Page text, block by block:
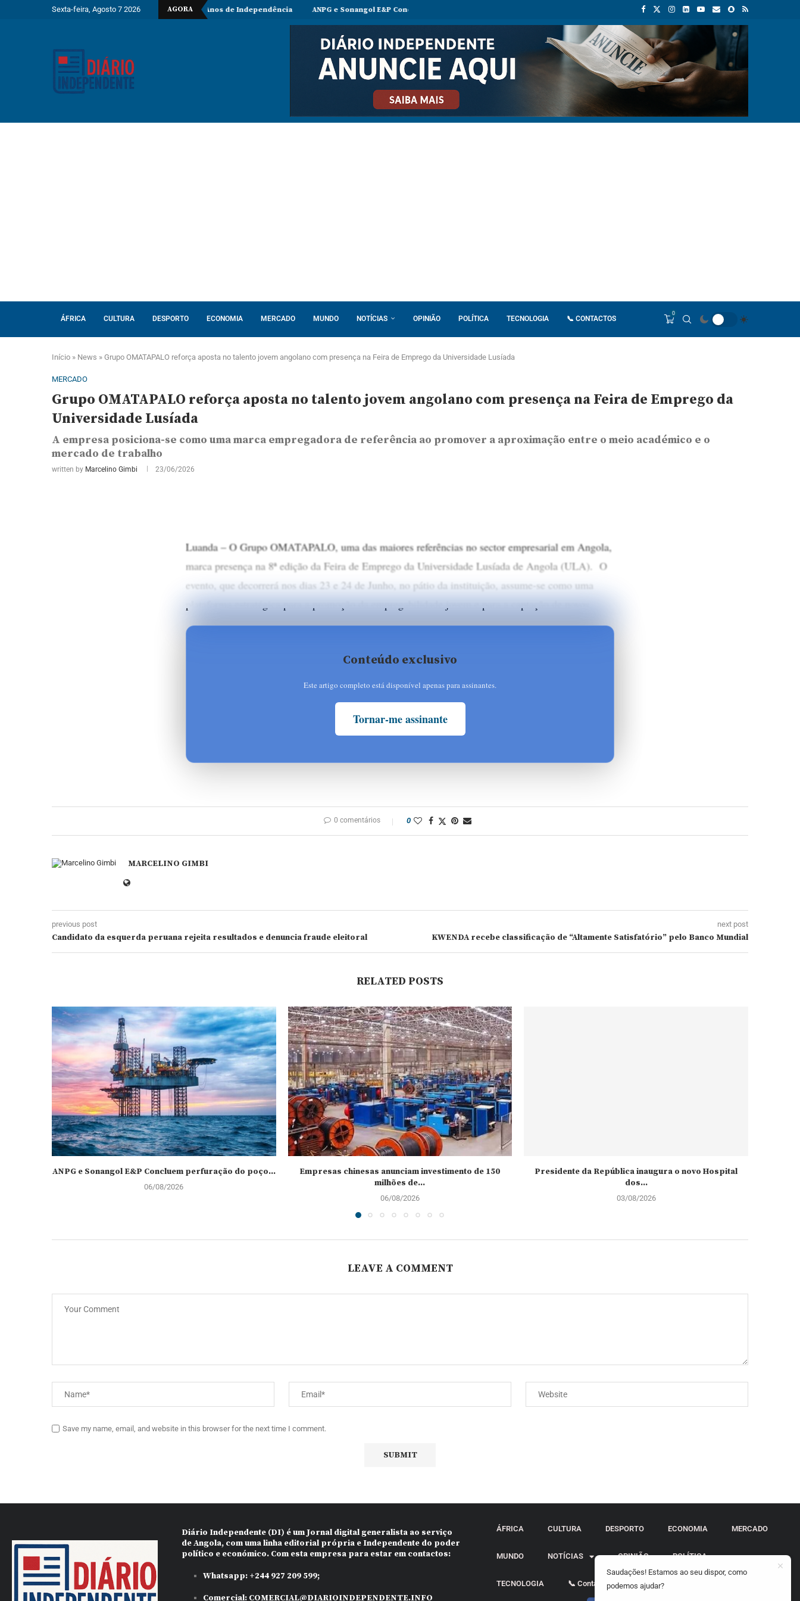
Sexta-feira, Agosto 7 2026 AGORA
O desafio estratégico de Angola aos 50 Anos de Independência ANPG e Sonangol E&P Concluem perfuração do poço Katambi-2 do bloco 24 PIB da União Europeia atinge 18,8 biliões de euros em 2025 e
ÁFRICA CULTURA DESPORTO ECONOMIA MERCADO MUNDO NOTÍCIAS OPINIÃO POLÍTICA TECNOLOGIA 📞 CONTACTOS
0
Início » News » Grupo OMATAPALO reforça aposta no talento jovem angolano com presença na Feira de Emprego da Universidade Lusíada
MERCADO
Grupo OMATAPALO reforça aposta no talento jovem angolano com presença na Feira de Emprego da
Universidade Lusíada
A empresa posiciona-se como uma marca empregadora de referência ao promover a aproximação entre o meio académico e o
mercado de trabalho
written by Marcelino Gimbi 23/06/2026
Luanda – O Grupo OMATAPALO, uma das maiores referências no sector empresarial em Angola,
marca presença na 8ª edição da Feira de Emprego da Universidade Lusíada de Angola (ULA). O
evento, que decorrerá nos dias 23 e 24 de Junho, no pátio da instituição, assume-se como uma
Conteúdo exclusivo
Este artigo completo está disponível apenas para assinantes.
Tornar-me assinante
0 comentários 0
MARCELINO GIMBI
previous post
Candidato da esquerda peruana rejeita resultados e denuncia fraude eleitoral
next post
KWENDA recebe classificação de “Altamente Satisfatório” pelo Banco Mundial
RELATED POSTS
ANPG e Sonangol E&P Concluem perfuração do poço...
06/08/2026
Empresas chinesas anunciam investimento de 150
milhões de...
06/08/2026
Presidente da República inaugura o novo Hospital
dos...
03/08/2026
LEAVE A COMMENT
Save my name, email, and website in this browser for the next time I comment.
Diário Independente (DI) é um Jornal digital generalista ao serviço
de Angola, com uma linha editorial própria e Independente do poder
político e económico. Com esta empresa para estar em contactos:
Whatsapp:+244 927 209 599;
Comercial: COMERCIAL@DIARIOINDEPENDENTE.INFO
ÁFRICA CULTURA DESPORTO ECONOMIA MERCADO
MUNDO NOTÍCIAS OPINIÃO POLÍTICA
TECNOLOGIA 📞 Contactos
Saudações! Estamos ao seu dispor, como
podemos ajudar?